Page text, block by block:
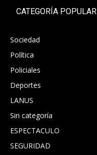
CATEGORÍA POPULAR
Sociedad
Política
Policiales
Deportes
LANUS
Sin categoría
ESPECTACULO
SEGURIDAD